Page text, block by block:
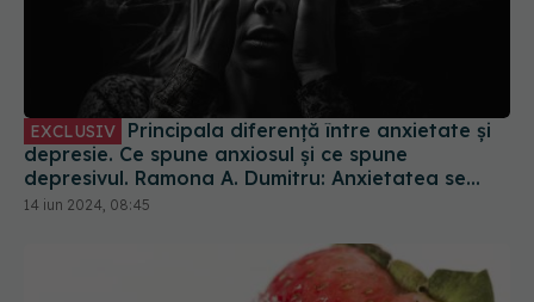
depresie. Ce spune anxiosul și ce spune
depresivul. Ramona A. Dumitru: Anxietatea se
referă la frici, depresia la tristețe
14 iun 2024, 08:45